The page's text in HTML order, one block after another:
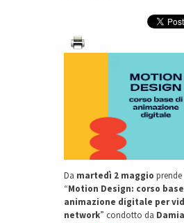
Da martedì 2 maggio
“Motion Design: corso
animazione digitale per
network” condotto da